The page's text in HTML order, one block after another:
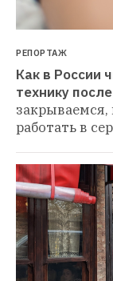
РЕПОРТАЖ
Как в России
технику
закрываемся,
работать в